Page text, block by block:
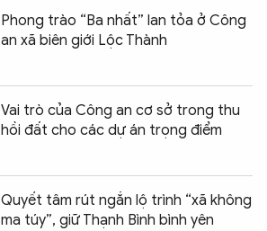
Phong trào “Ba nhất” lan tỏa ở Công
an xã biên giới Lộc Thành
Vai trò của Công an cơ sở trong thu
hồi đất cho các dự án trọng điểm
Quyết tâm rút ngắn lộ trình “xã không
ma túy”, giữ Thạnh Bình bình yên